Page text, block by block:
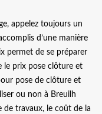
appelez toujours un
d’une manière
permet de se préparer
le prix pose clôture et
pose de clôture et
ou non à Breuilh
de travaux, le coût de la